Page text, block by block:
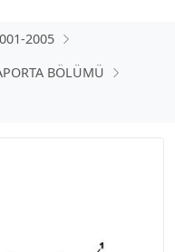
2005
BÖLÜMÜ